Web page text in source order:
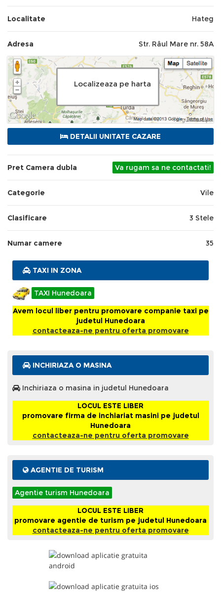
Localitate Hateg
Adresa Str. Râul Mare nr. 58A
Localizeaza pe harta
DETALII UNITATE CAZARE
Pret Camera dubla Va rugam sa ne contactati!
Categorie Vile
Clasificare 3 Stele
Numar camere 35
TAXI IN ZONA
TAXI Hunedoara
Avem locul liber pentru promovare companie taxi pe
judetul Hunedoara
contacteaza-ne pentru oferta promovare
INCHIRIAZA O MASINA
Inchiriaza o masina in judetul Hunedoara
LOCUL ESTE LIBER
promovare firma de inchiariat masini pe judetul
Hunedoara
contacteaza-ne pentru oferta promovare
AGENTIE DE TURISM
Agentie turism Hunedoara
LOCUL ESTE LIBER
promovare agentie de turism pe judetul Hunedoara
contacteaza-ne pentru oferta promovare